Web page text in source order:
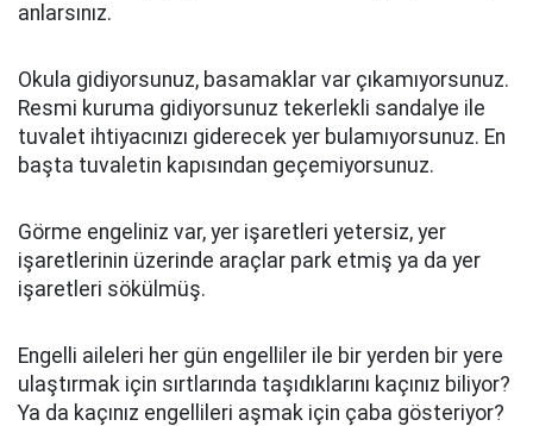
anlarsınız.
Okula gidiyorsunuz, basamaklar var çıkamıyorsunuz.
Resmi kuruma gidiyorsunuz tekerlekli sandalye ile
tuvalet ihtiyacınızı giderecek yer bulamıyorsunuz. En
başta tuvaletin kapısından geçemiyorsunuz.
Görme engeliniz var, yer işaretleri yetersiz, yer
işaretlerinin üzerinde araçlar park etmiş ya da yer
işaretleri sökülmüş.
Engelli aileleri her gün engelliler ile bir yerden bir yere
ulaştırmak için sırtlarında taşıdıklarını kaçınız biliyor?
Ya da kaçınız engellileri aşmak için çaba gösteriyor?